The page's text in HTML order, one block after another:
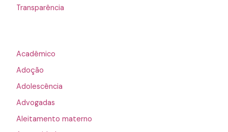
Transparência
Acadêmico
Adoção
Adolescência
Advogadas
Aleitamento materno